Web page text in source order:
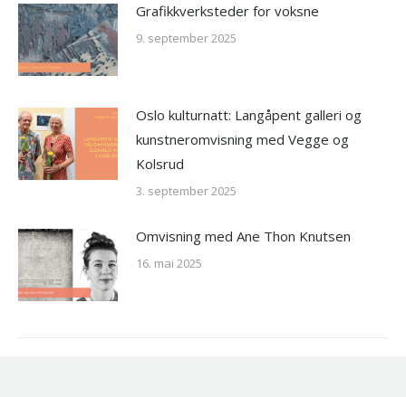
Grafikkverksteder for voksne
9. september 2025
Oslo kulturnatt: Langåpent galleri og
kunstneromvisning med Vegge og
Kolsrud
3. september 2025
Omvisning med Ane Thon Knutsen
16. mai 2025